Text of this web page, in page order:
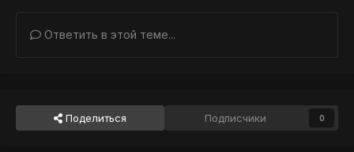
Ответить в этой теме...
Поделиться Подписчики 0